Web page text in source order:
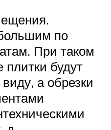
по
При таком
будут
а обрезки